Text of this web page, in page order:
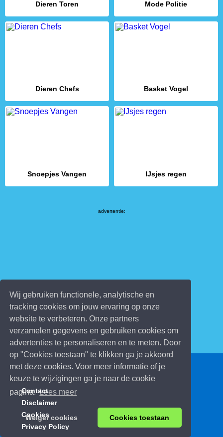
Wij gebruiken functionele, analytische en
tracking cookies om jouw ervaring op onze
website te verbeteren. Onze partners
verzamelen gegevens en gebruiken cookies om
advertenties te personaliseren en te meten. Door
op "Cookies toestaan" te klikken ga je akkoord
met deze cookies. Voor meer informatie of je
keuze te wijzigingen ga je naar de cookie
pagina.Lees meer
Weiger cookies Cookies toestaan
Dieren Toren Mode Politie
Dieren Chefs Basket Vogel
Snoepjes Vangen IJsjes regen
advertentie:
© 2026 Kinderspelletjes.be
Contact
Disclaimer
Cookies
Privacy Policy